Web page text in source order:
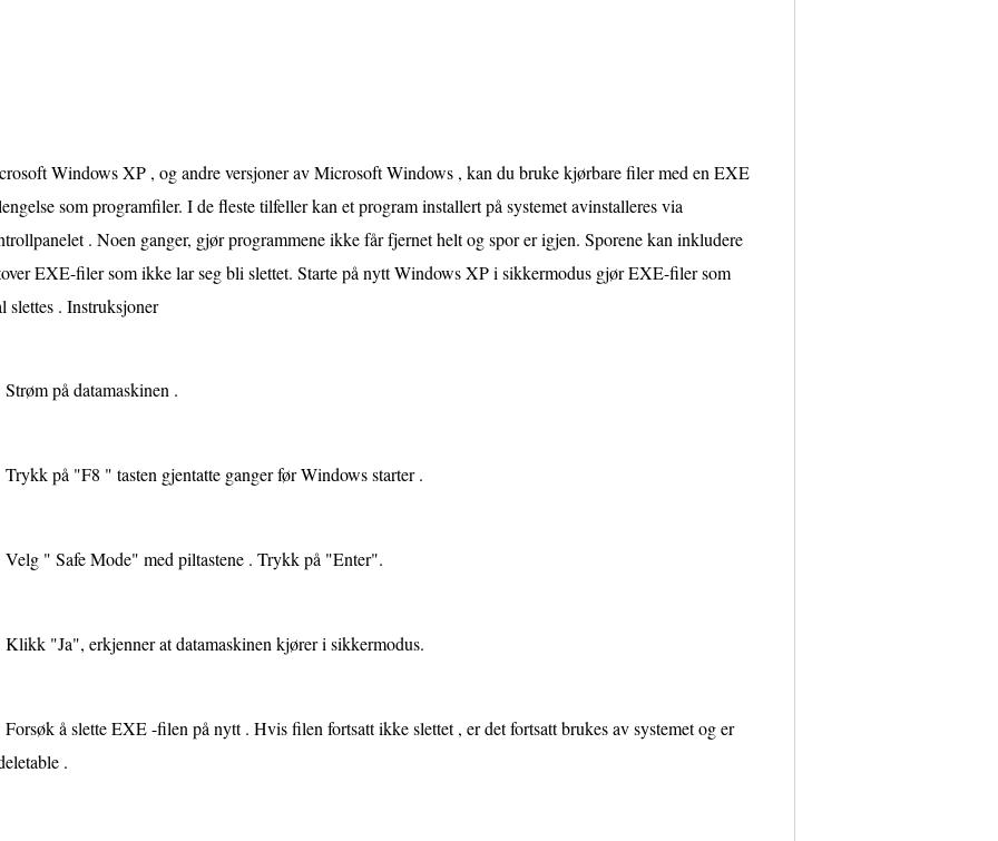
Windows XP , og andre versjoner av Microsoft Windows , kan du bruke kjørbare filer med en EXE
som programfiler. I de fleste tilfeller kan et program installert på systemet avinstalleres via
. Noen ganger, gjør programmene ikke får fjernet helt og spor er igjen. Sporene kan inkludere
EXE-filer som ikke lar seg bli slettet. Starte på nytt Windows XP i sikkermodus gjør EXE-filer som
slettes . Instruksjoner
Strøm på datamaskinen .
Trykk på "F8 " tasten gjentatte ganger før Windows starter .
Velg " Safe Mode" med piltastene . Trykk på "Enter".
Klikk "Ja", erkjenner at datamaskinen kjører i sikkermodus.
Forsøk å slette EXE -filen på nytt . Hvis filen fortsatt ikke slettet , er det fortsatt brukes av systemet og er
.